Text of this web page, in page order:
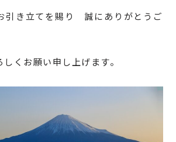
引き立てを賜り 誠にありがとうご
くお願い申し上げます。